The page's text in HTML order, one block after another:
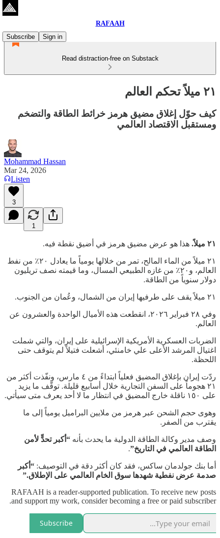
RAFAAH
Subscribe
Sign in
Read distraction-free on Substack
٢١ ميلاً تحكم العالم
كيف حوّل إغلاق مضيق هرمز خرائط الطاقة والتضخم
ومستقبل الاقتصاد العالمي
Mohammad Hassan
Mar 24, 2026
Listen
3
1
٢١ ميلاً. هذا هو عرض مضيق هرمز في أضيق نقطة فيه.
٢١ ميلاً من الماء المالح، تمر من خلالها يومياً ما يعادل ٢٠٪ من نفط
العالم، و٢٠٪ من غازه الطبيعي المسال، وما قيمته نصف تريليون
دولار سنوياً من الطاقة.
٢١ ميلاً يقف على طرفيها إيران من الشمال، وعُمان من الجنوب.
وفي ٢٨ فبراير ٢٠٢٦، انقطعت هذه الأميال الواحدة والعشرون عن
العالم.
الضربات العسكرية الأمريكية الإسرائيلية على إيران، والتي شملت
اغتيال المرشد الأعلى علي خامنئي، أشعلت فتيلاً لم يتوقف حتى
اللحظة.
ردّت إيران بإغلاق المضيق فعلياً ابتداءً من ٤ مارس، ونفّذت أكثر من
٢١ هجوماً على السفن التجارية خلال أسابيع قليلة. توقّف ما يزيد
على ١٥٠ ناقلة خارج المضيق في انتظار ما لا أحد يعرف متى سيأتي.
وهوى حجم الشحن عبر هرمز من ملايين البراميل يومياً إلى ما
يقترب من الصفر.
وصف مدير وكالة الطاقة الدولية ما يحدث بأنه “أكبر تحدٍّ لأمن
الطاقة العالمي في التاريخ”.
أما بنك جولدمان ساكس، فقد كان أكثر دقة في التوصيف: “أكبر
صدمة عرض نفطية شهدها سوق الخام العالمي على الإطلاق.”
RAFAAH is a reader-supported publication. To receive new posts
and support my work, consider becoming a free or paid subscriber.
Subscribe